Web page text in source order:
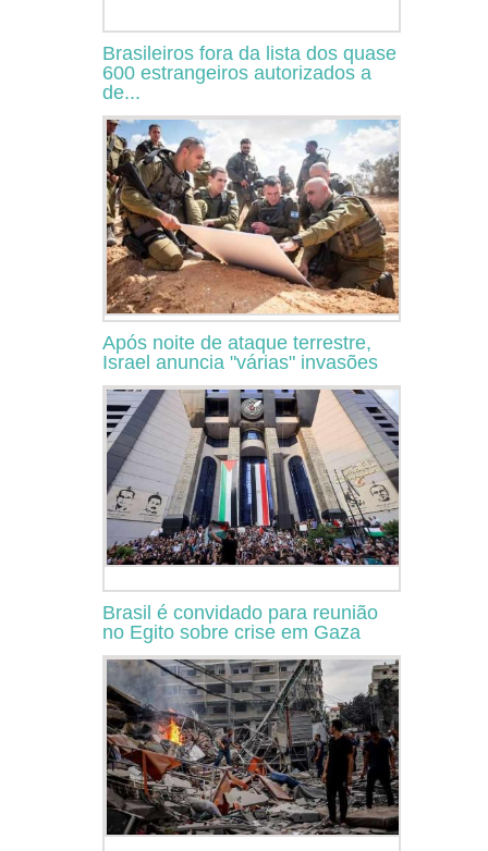
Brasileiros fora da lista dos quase
600 estrangeiros autorizados a
de...
Após noite de ataque terrestre,
Israel anuncia "várias" invasões
Brasil é convidado para reunião
no Egito sobre crise em Gaza